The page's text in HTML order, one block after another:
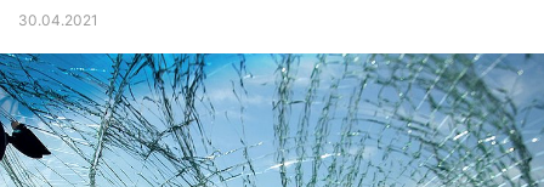
30.04.2021